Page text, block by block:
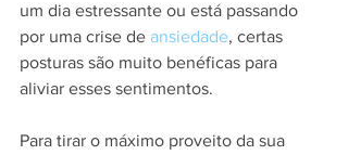
um dia estressante ou está passando
por uma crise de ansiedade, certas
posturas são muito benéficas para
aliviar esses sentimentos.
Para tirar o máximo proveito da sua